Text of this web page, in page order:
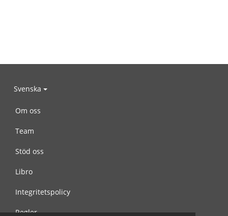
Svenska
Om oss
Team
Stöd oss
Libro
Integritetspolicy
Regler